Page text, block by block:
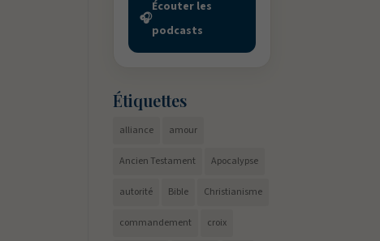
🎧
Écouter les
podcasts
Étiquettes
alliance amour
Ancien Testament Apocalypse
autorité Bible Christianisme
commandement croix